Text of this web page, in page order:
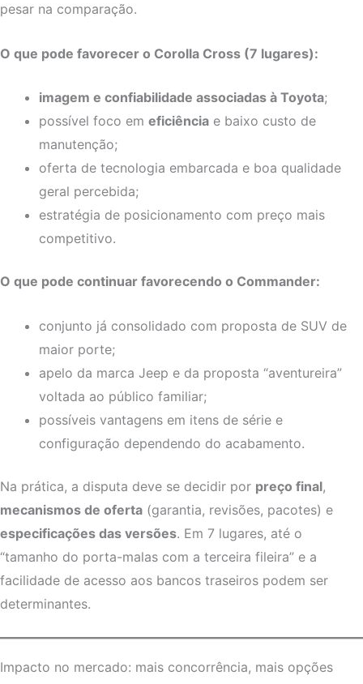
pesar na comparação.
O que pode favorecer o Corolla Cross (7 lugares):
imagem e confiabilidade associadas à Toyota;
possível foco em eficiência e baixo custo de
manutenção;
oferta de tecnologia embarcada e boa qualidade
geral percebida;
estratégia de posicionamento com preço mais
competitivo.
O que pode continuar favorecendo o Commander:
conjunto já consolidado com proposta de SUV de
maior porte;
apelo da marca Jeep e da proposta “aventureira”
voltada ao público familiar;
possíveis vantagens em itens de série e
configuração dependendo do acabamento.
Na prática, a disputa deve se decidir por preço final,
mecanismos de oferta (garantia, revisões, pacotes) e
especificações das versões. Em 7 lugares, até o
“tamanho do porta-malas com a terceira fileira” e a
facilidade de acesso aos bancos traseiros podem ser
determinantes.
Impacto no mercado: mais concorrência, mais opções